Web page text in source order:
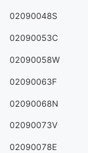
02090048S
02090053C
02090058W
02090063F
02090068N
02090073V
02090078E